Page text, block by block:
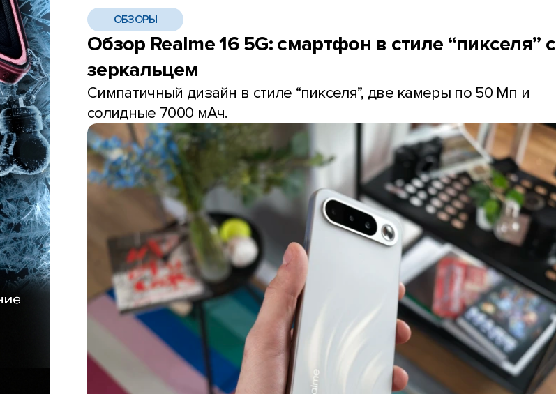
ОБЗОРЫ
Обзор Realme 16 5G: смартфон в стиле “пикселя” с
зеркальцем
Симпатичный дизайн в стиле “пикселя”, две камеры по 50 Мп и
солидные 7000 мАч.